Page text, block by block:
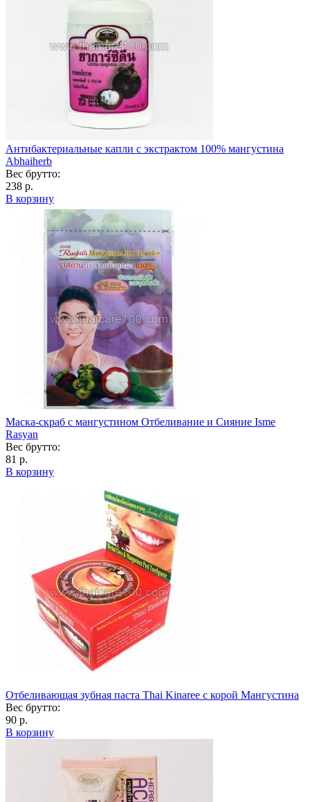
Антибактериальные капли с экстрактом 100% мангустина
Abhaiherb
Вес брутто:
238 р.
В корзину
Маска-скраб с мангустином Отбеливание и Сияние Isme
Rasyan
Вес брутто:
81 р.
В корзину
Отбеливающая зубная паста Thai Kinaree с корой Мангустина
Вес брутто:
90 р.
В корзину